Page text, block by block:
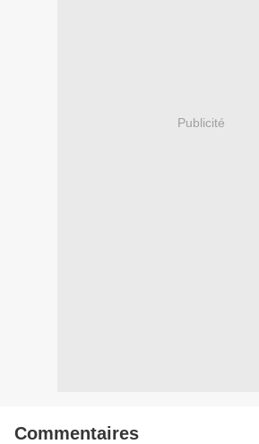
Publicité
Commentaires